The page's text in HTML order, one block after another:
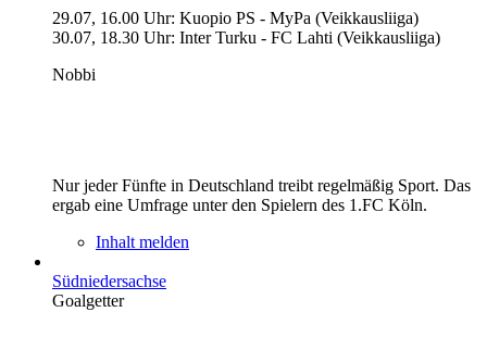
29.07, 16.00 Uhr: Kuopio PS - MyPa (Veikkausliiga)
30.07, 18.30 Uhr: Inter Turku - FC Lahti (Veikkausliiga)
Nobbi
Nur jeder Fünfte in Deutschland treibt regelmäßig Sport. Das
ergab eine Umfrage unter den Spielern des 1.FC Köln.
Inhalt melden
Südniedersachse
Goalgetter